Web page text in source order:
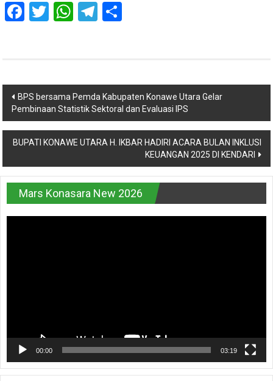
Facebook
Twitter
WhatsApp
Telegram
Navigasi
pos
BPS bersama Pemda Kabupaten Konawe Utara Gelar
Pembinaan Statistik Sektoral dan Evaluasi IPS
BUPATI KONAWE UTARA H. IKBAR HADIRI ACARA BULAN INKLUSI
KEUANGAN 2025 DI KENDARI
Mars Konasara New 2026
00:00 03:19